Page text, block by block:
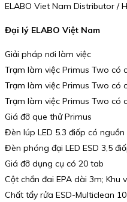
ELABO Viet Nam Distributor /
Đại lý ELABO Việt Nam
Giải pháp nơi làm việc
Trạm làm việc Primus Two có
Trạm làm việc Primus Two có
Trạm làm việc Primus Two có
Giá đỡ que thử Primus
Đèn lúp LED 5.3 điốp có
Đèn phóng đại LED ESD 3,5
Giá đỡ dụng cụ có 20 tab
Cột chắn đai EPA dài 3m; Khu
Chất tẩy rửa ESD-Multiclean